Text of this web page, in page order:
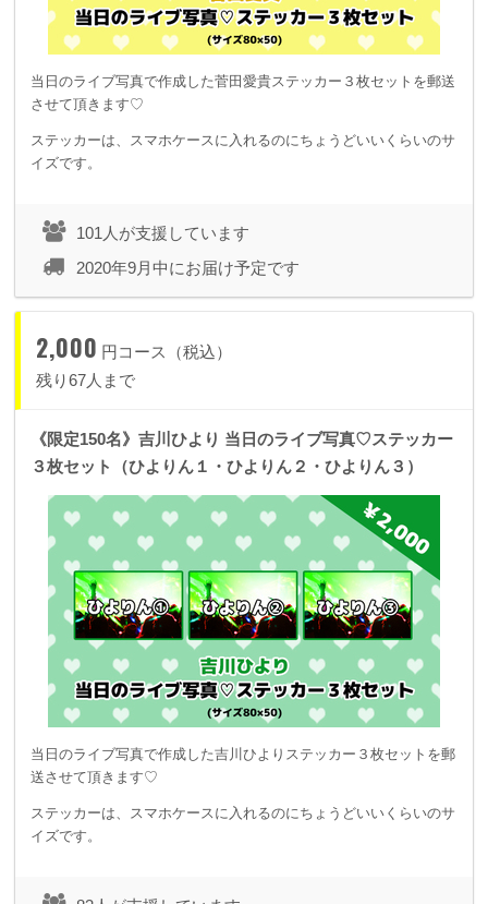
当日のライブ写真で作成した菅田愛貴ステッカー３枚セットを郵送
させて頂きます♡
ステッカーは、スマホケースに入れるのにちょうどいいくらいのサ
イズです。
101人が支援しています
2020年9月中にお届け予定です
2,000 円コース（税込）
残り67人まで
《限定150名》吉川ひより 当日のライブ写真♡ステッカー
３枚セット（ひよりん１・ひよりん２・ひよりん３）
当日のライブ写真で作成した吉川ひよりステッカー３枚セットを郵
送させて頂きます♡
ステッカーは、スマホケースに入れるのにちょうどいいくらいのサ
イズです。